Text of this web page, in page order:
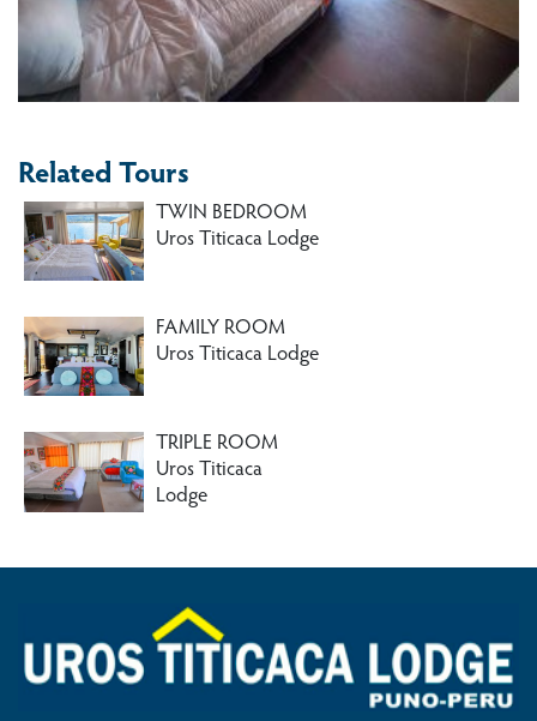
Related Tours
TWIN BEDROOM
Uros Titicaca Lodge
FAMILY ROOM
Uros Titicaca Lodge
TRIPLE ROOM
Uros Titicaca
Lodge